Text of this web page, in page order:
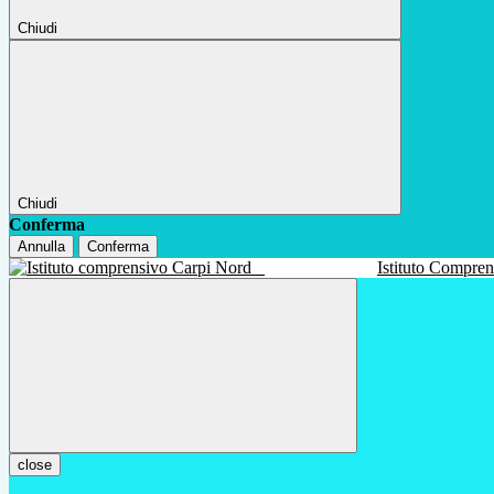
Chiudi
Chiudi
Conferma
Annulla Conferma
Istituto
close